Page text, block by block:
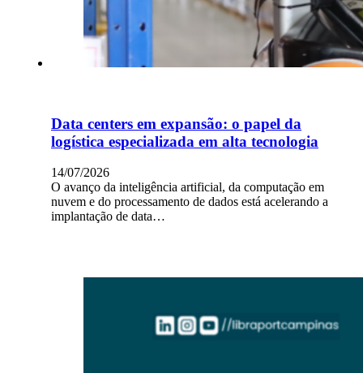
Data centers em expansão: o papel da
logística especializada em alta tecnologia
14/07/2026
O avanço da inteligência artificial, da computação em
nuvem e do processamento de dados está acelerando a
implantação de data…